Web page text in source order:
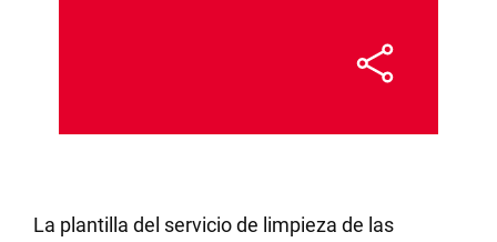
La plantilla del servicio de limpieza de las